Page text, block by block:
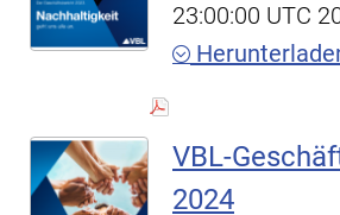
23:00:00 UTC
VBL-
2024